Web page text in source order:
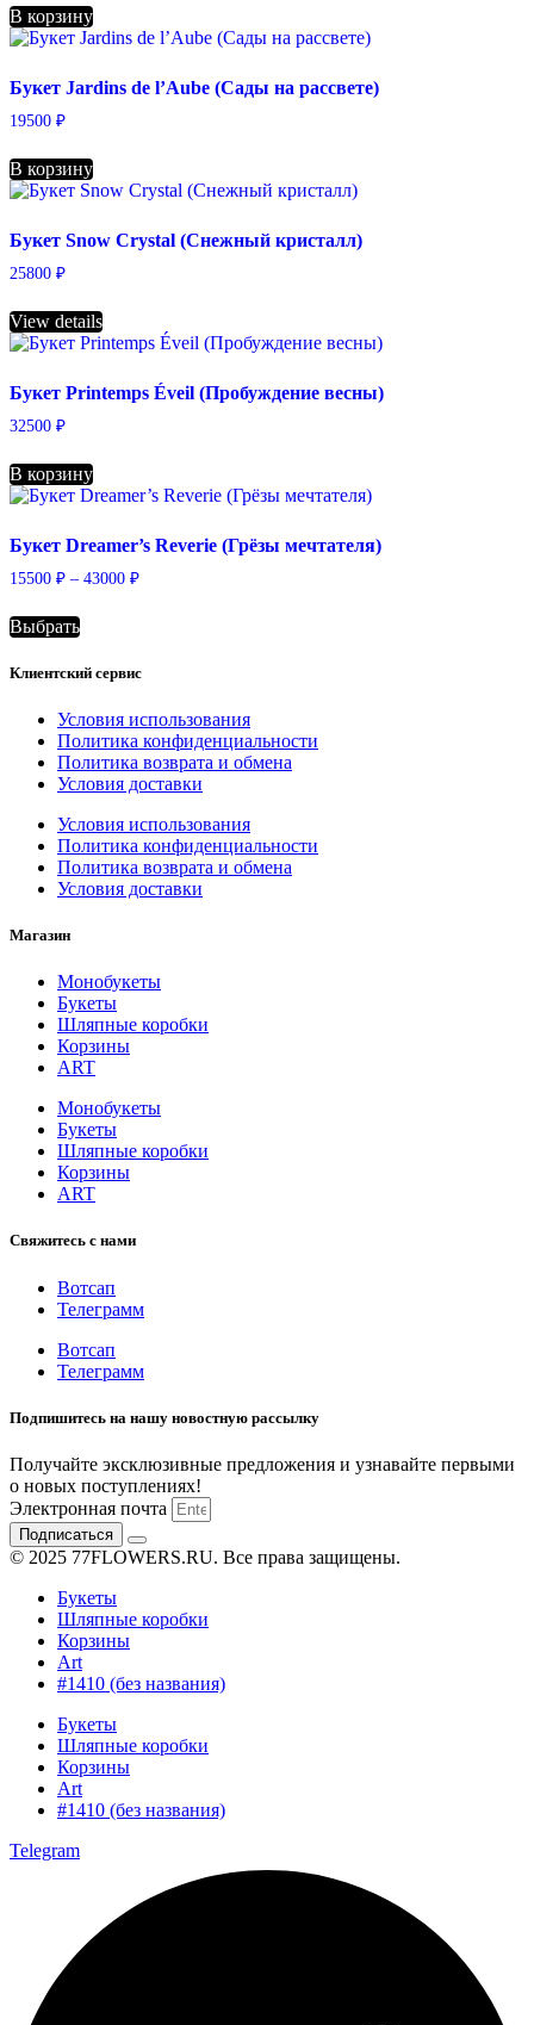
В корзину
Букет Jardins de l’Aube (Сады на рассвете)
19500 ₽
В корзину
Букет Snow Crystal (Снежный кристалл)
25800 ₽
View details
Букет Printemps Éveil (Пробуждение весны)
32500 ₽
В корзину
Букет Dreamer’s Reverie (Грёзы мечтателя)
15500 ₽ – 43000 ₽
Выбрать
товар
несколько
вариаций.
Опции
можно
выбрать
странице
товара.
Клиентский сервис
Условия использования
Политика конфиденциальности
Политика возврата и обмена
Условия доставки
Условия использования
Политика конфиденциальности
Политика возврата и обмена
Условия доставки
Магазин
Монобукеты
Букеты
Шляпные коробки
Корзины
ART
Монобукеты
Букеты
Шляпные коробки
Корзины
ART
Свяжитесь с нами
Вотсап
Телеграмм
Вотсап
Телеграмм
Подпишитесь на нашу новостную рассылку
Получайте эксклюзивные предложения и узнавайте первыми
о новых поступлениях!
Электронная почта
Подписаться
© 2025 77FLOWERS.RU. Все права защищены.
Букеты
Шляпные коробки
Корзины
Art
#1410 (без названия)
Букеты
Шляпные коробки
Корзины
Art
#1410 (без названия)
Telegram